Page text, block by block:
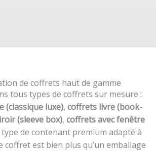
de coffrets haut de gamme
tous types de coffrets sur mesure :
(classique luxe), coffrets livre (book-
(sleeve box), coffrets avec fenêtre
de contenant premium adapté à
coffret est bien plus qu’un emballage